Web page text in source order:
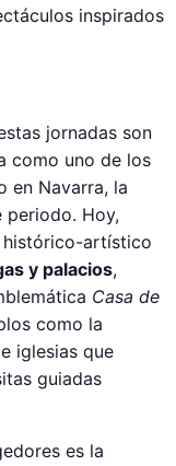
inspirados
jornadas son
como uno de los
en Navarra, la
periodo. Hoy,
histórico-artístico
y palacios,
Casa de
como la
iglesias que
guiadas
es la